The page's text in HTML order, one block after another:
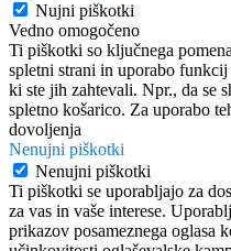
Nujni piškotki
Vedno omogočeno
Ti piškotki so ključnega
spletni strani in uporabo funkcij
ki ste jih zahtevali. Npr., da se
spletno košarico. Za uporabo
dovoljenja
Nenujni piškotki
Nenujni piškotki
Ti piškotki se uporabljajo za
za vas in vaše interese.
prikazov posameznega oglasa